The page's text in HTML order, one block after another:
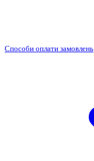
Способи оплати замовлень